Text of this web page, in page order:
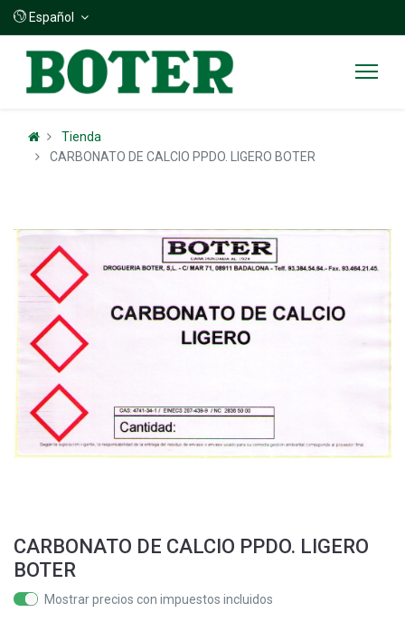
Español
Tienda
CARBONATO DE CALCIO PPDO. LIGERO BOTER
CARBONATO DE CALCIO PPDO. LIGERO
BOTER
Mostrar precios con impuestos incluidos